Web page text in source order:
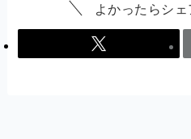
よかったらシ